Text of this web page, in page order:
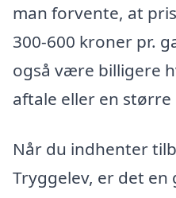
man forvente, at
300-600 kroner pr.
også være billigere
aftale eller en større
Når du indhenter
Tryggelev, er det en